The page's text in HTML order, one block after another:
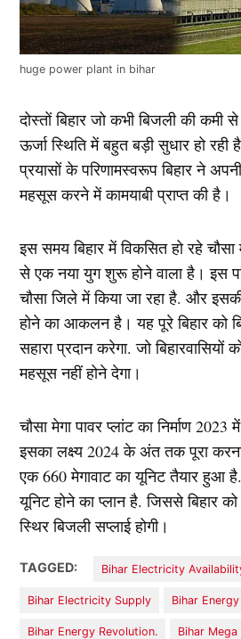
huge power plant in bihar
दोस्तों बिहार जो कभी बिजली की
ऊर्जा स्थिति में बहुत बड़ी सुधार हो
प्रयासों के परिणामस्वरूप बिहार ने
महसूस करने में कामयाबी प्राप्त की है।
इस समय बिहार में विकसित हो रहे चौसा
से एक नया युग शुरू होने वाला है। इस
चौसा जिले में किया जा रहा है. और
होने का आकलन है। यह पूरे बिहार को
सहारा प्रदान करेगा. जो बिहारवासियों
महसूस नहीं होने देगा।
चौसा मेगा पावर प्लांट का निर्माण
इसका लक्ष्य 2024 के अंत तक पूरा
एक 660 मेगावाट का यूनिट तैयार हुआ
यूनिट होने का प्लान है. जिससे बिहार
स्थिर बिजली सप्लाई होगी।
TAGGED: Bihar Electricity
Bihar Electricity Supply Bihar
Bihar Energy Revolution. Bihar